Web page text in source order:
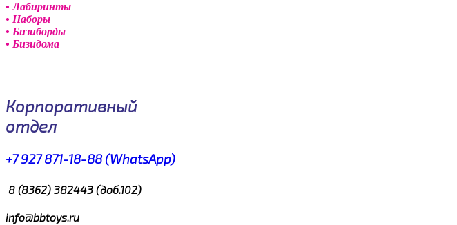
• Лабиринты
• Наборы
• Бизиборды
• Бизидома
Корпоративный
отдел
+7 927 871-18-88 (WhatsApp)
8 (8362) 382443 (доб.102)
info@bbtoys.ru